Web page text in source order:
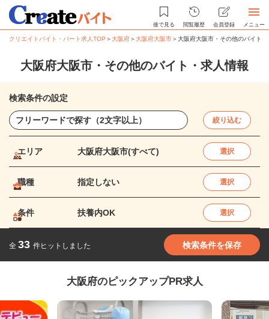
後で見る 閲覧履歴 会員登録 メニュー
クリエイトバイト・パート求人TOP ＞大阪府＞大阪府大阪市＞大阪府大阪市・その他のバイト
大阪府大阪市・その他のバイト・求人情報
検索条件の設定
絞り込む
エリア 大阪府大阪市(すべて) 選択
職種 指定しない 選択
条件 扶養内OK 選択
全 33 件ヒットしました 検索条件を保存
大阪府のピックアップPR求人